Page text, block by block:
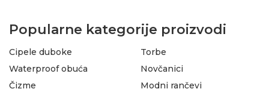
Popularne kategorije proizvodi
Cipele duboke
Waterproof obuća
Čizme
Torbe
Novčanici
Modni rančevi